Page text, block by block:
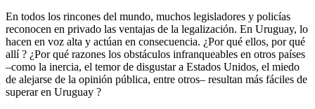
En todos los rincones del mundo, muchos legisladores y policías
reconocen en privado las ventajas de la legalización. En Uruguay, lo
hacen en voz alta y actúan en consecuencia. ¿Por qué ellos, por qué
allí ? ¿Por qué razones los obstáculos infranqueables en otros países
–como la inercia, el temor de disgustar a Estados Unidos, el miedo
de alejarse de la opinión pública, entre otros– resultan más fáciles de
superar en Uruguay ?